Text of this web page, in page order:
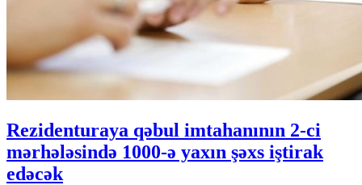
Rezidenturaya qəbul imtahanının 2-ci
mərhələsində 1000-ə yaxın şəxs iştirak
edəcək